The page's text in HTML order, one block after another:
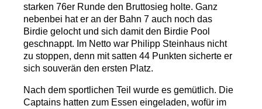
starken 76er Runde den Bruttosieg holte. Ganz
nebenbei hat er an der Bahn 7 auch noch das
Birdie gelocht und sich damit den Birdie Pool
geschnappt. Im Netto war Philipp Steinhaus nicht
zu stoppen, denn mit satten 44 Punkten sicherte er
sich souverän den ersten Platz.
Nach dem sportlichen Teil wurde es gemütlich. Die
Captains hatten zum Essen eingeladen, wofür im